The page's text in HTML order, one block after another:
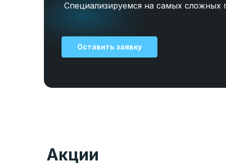
Специализируемся на самых сложных
Оставить заявку
Акции